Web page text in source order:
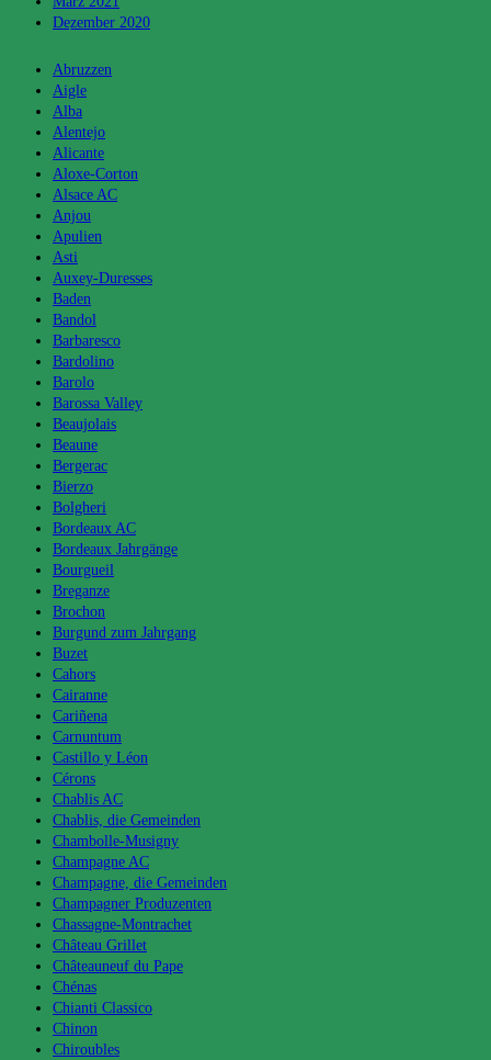
Dezember 2020
Kategorien
Abruzzen
Aigle
Alba
Alentejo
Alicante
Aloxe-Corton
Alsace AC
Anjou
Apulien
Asti
Auxey-Duresses
Baden
Bandol
Barbaresco
Bardolino
Barolo
Barossa Valley
Beaujolais
Beaune
Bergerac
Bierzo
Bolgheri
Bordeaux AC
Bordeaux Jahrgänge
Bourgueil
Breganze
Brochon
Burgund zum Jahrgang
Buzet
Cahors
Cairanne
Cariñena
Carnuntum
Castillo y Léon
Cérons
Chablis AC
Chablis, die Gemeinden
Chambolle-Musigny
Champagne AC
Champagne, die Gemeinden
Champagner Produzenten
Chassagne-Montrachet
Château Grillet
Châteauneuf du Pape
Chénas
Chianti Classico
Chinon
Chiroubles